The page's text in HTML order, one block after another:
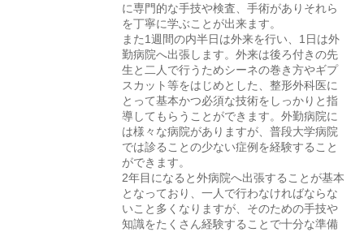
に専門的な手技や検査、手術がありそれら
を丁寧に学ぶことが出来ます。
また1週間の内半日は外来を行い、1日は外
勤病院へ出張します。外来は後ろ付きの先
生と二人で行うためシーネの巻き方やギプ
スカット等をはじめとした、整形外科医に
とって基本かつ必須な技術をしっかりと指
導してもらうことができます。外勤病院に
は様々な病院がありますが、普段大学病院
では診ることの少ない症例を経験すること
ができます。
2年目になると外病院へ出張することが基本
となっており、一人で行わなければならな
いこと多くなりますが、そのための手技や
知識をたくさん経験することで十分な準備